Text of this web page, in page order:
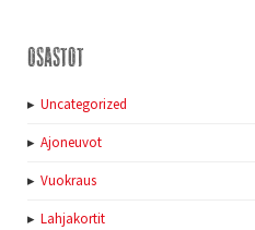
Osastot
Uncategorized
Ajoneuvot
Vuokraus
Lahjakortit